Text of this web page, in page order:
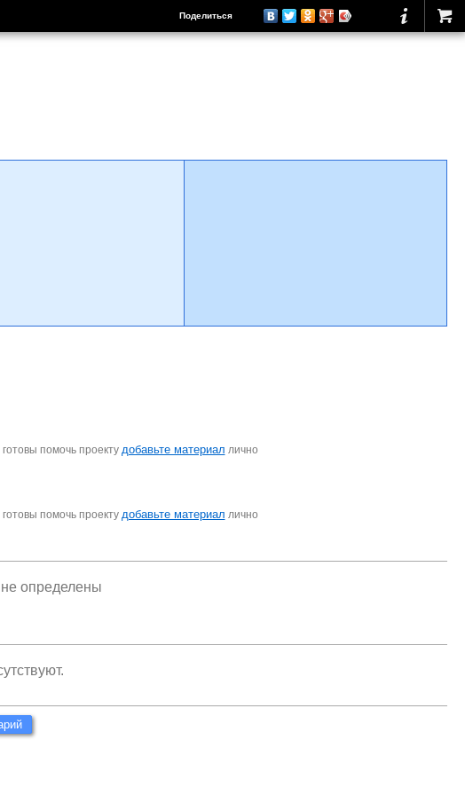
Поделиться
помочь проекту добавьте материал лично
помочь проекту добавьте материал лично
определены